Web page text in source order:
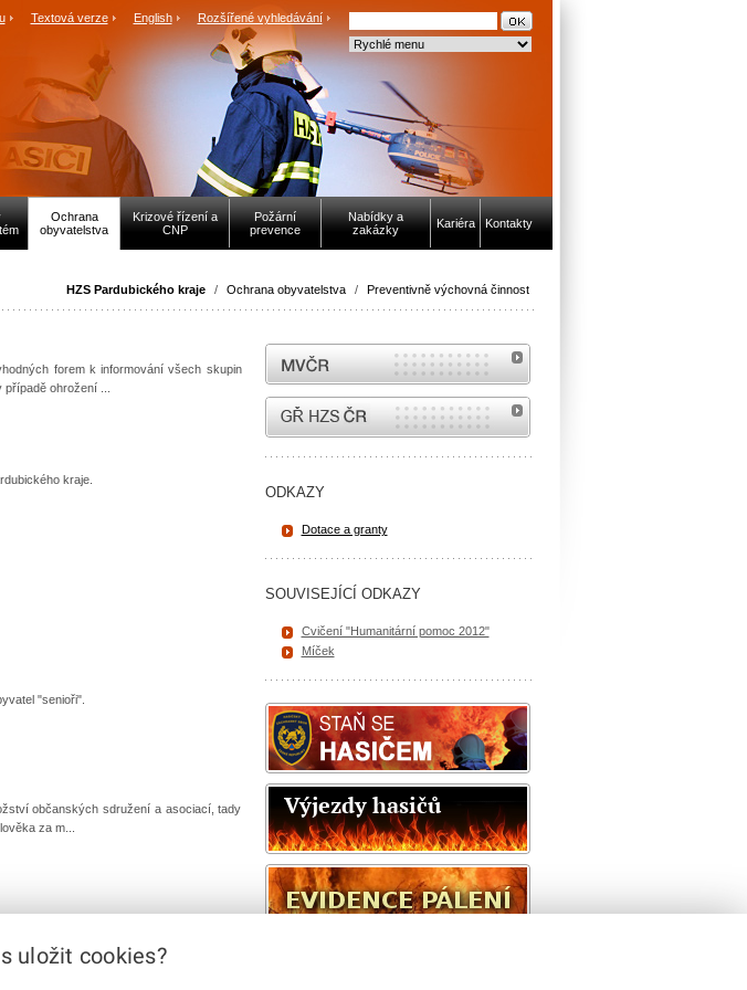
Textová verze English Rozšířené vyhledávání
Ochrana
obyvatelstva
Krizové řízení a
CNP
Požární
prevence
Nabídky a
zakázky
Kariéra Kontakty
HZS Pardubického kraje / Ochrana obyvatelstva / Preventivně výchovná činnost
forem k informování všech skupin
ohrožení ...
kraje.
"senioři".
občanských sdružení a asociací, tady
za m...
MVČR
internetové stránky Hasiči ČR
ODKAZY
Dotace a granty
SOUVISEJÍCÍ ODKAZY
Cvičení "Humanitární pomoc 2012"
Míček
uložit cookies?